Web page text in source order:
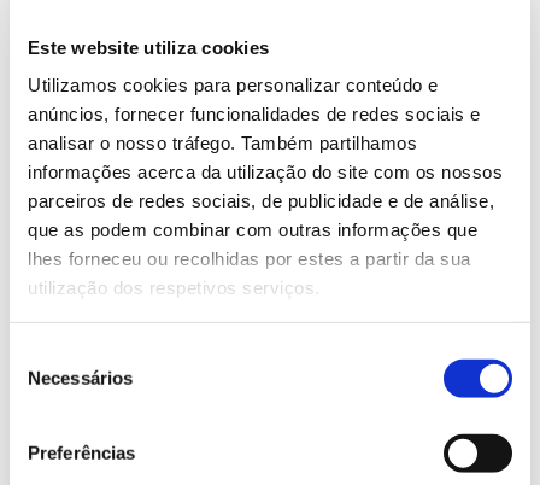
Este website utiliza cookies
Utilizamos cookies para personalizar conteúdo e
anúncios, fornecer funcionalidades de redes sociais e
analisar o nosso tráfego. Também partilhamos
informações acerca da utilização do site com os nossos
parceiros de redes sociais, de publicidade e de análise,
que as podem combinar com outras informações que
lhes forneceu ou recolhidas por estes a partir da sua
utilização dos respetivos serviços.
Necessários
Preferências
Porto.
Saiba mais sobre este seminário
13.07.2026
Genoma do priolo e de outras espécies em risco:
conhecer para conservar
02.07.2026